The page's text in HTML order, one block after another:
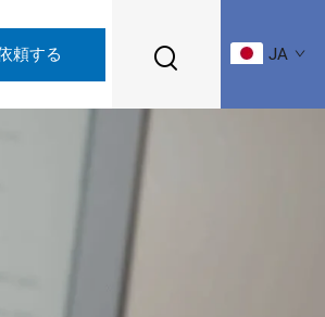
頼する JA